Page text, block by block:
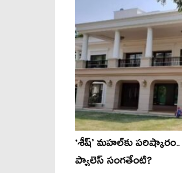
‘శీష్’ మ‌హల్‌కు
ప్యాలెస్ సంగ‌తేంటి?